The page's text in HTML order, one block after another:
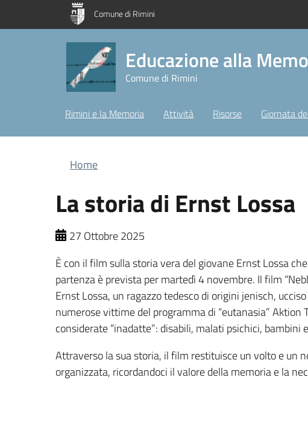
Salta al contenuto principale
Skip to footer contentComune di Rimini
Educazione alla
Comune di Rimini
Rimini e la Memoria Attività Risorse Giornata
Briciole di pane
Home
La storia di Ernst Lossa
27 Ottobre 2025
È con il film sulla storia vera del giovane Ernst Lossa
partenza è prevista per martedì 4 novembre. Il film
Ernst Lossa, un ragazzo tedesco di origini jenisch,
numerose vittime del programma di “eutanasia”
considerate “inadatte”: disabili, malati psichici,
Attraverso la sua storia, il film restituisce un volto e un
organizzata, ricordandoci il valore della memoria e la